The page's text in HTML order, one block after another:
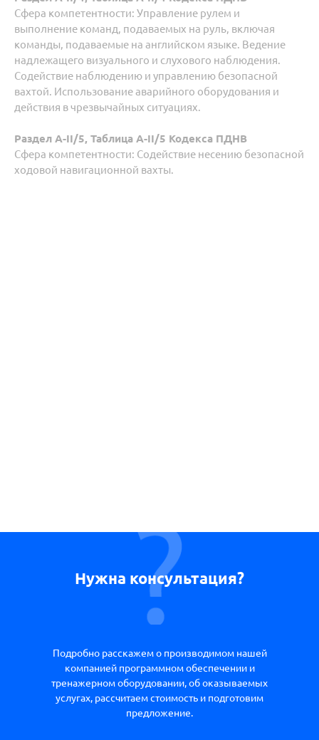
Сфера компетентности: Управление рулем и
выполнение команд, подаваемых на руль, включая
команды, подаваемые на английском языке. Ведение
надлежащего визуального и слухового наблюдения.
Содействие наблюдению и управлению безопасной
вахтой. Использование аварийного оборудования и
действия в чрезвычайных ситуациях.
Раздел А-II/5, Таблица A-II/5 Кодекса ПДНВ
Сфера компетентности: Содействие несению безопасной
ходовой навигационной вахты.
Нужна консультация?
Подробно расскажем о производимом нашей
компанией программном обеспечении и
тренажерном оборудовании, об оказываемых
услугах, рассчитаем стоимость и подготовим
предложение.